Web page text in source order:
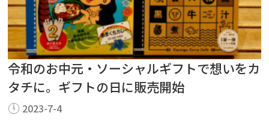
令和のお中元・ソーシャルギフトで想いをカ
タチに。ギフトの日に販売開始
2023-7-4